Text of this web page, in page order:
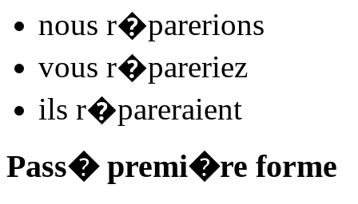
nous r�parerions
vous r�pareriez
ils r�pareraient
Pass� premi�re forme